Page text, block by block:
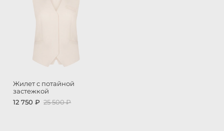
Жилет с потайной
застежкой
12 750 ₽ 25 500 ₽